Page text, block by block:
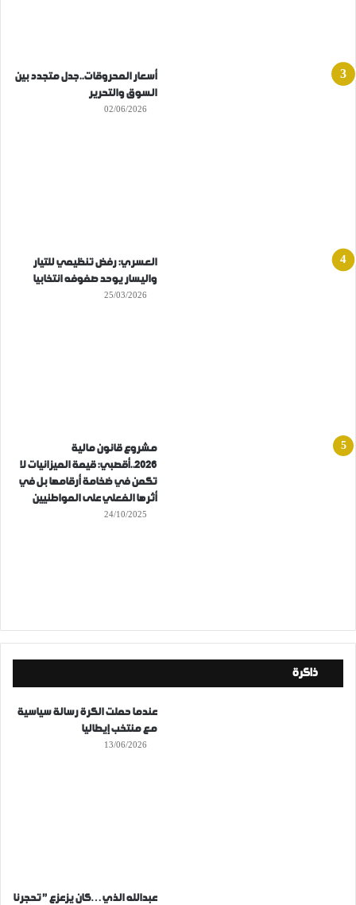
أسعار المحروقات..جدل متجدد بين
السوق والتحرير
02/06/2026
العسري: رفض تنظيمي للتيار
واليسار يوحد صفوفه انتخابيا
25/03/2026
مشروع قانون مالية
2026..أقصبي: قيمة الميزانيات لا
تكمن في ضخامة أرقامها بل في
أثرها الفعلي على المواطنيين
24/10/2025
ذاكرة
عندما حملت الكرة رسالة سياسية
مع منتخب إيطاليا
13/06/2026
عبدالله الذي…كان يزعزع ” تحجرنا